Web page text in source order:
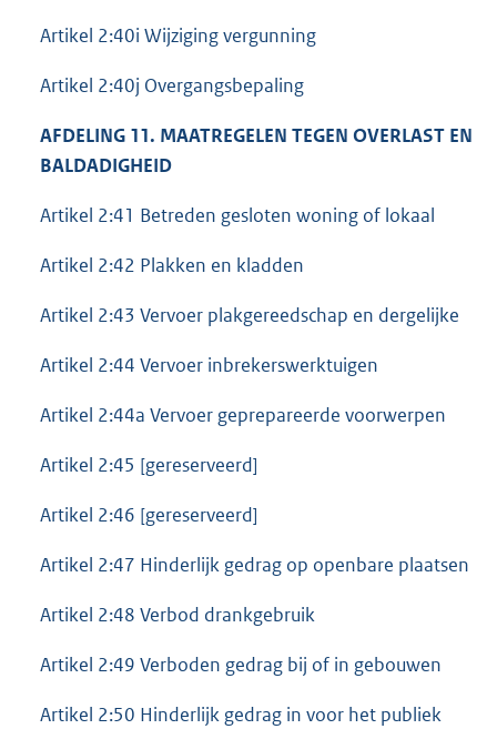
Artikel 2:40i Wijziging vergunning
Artikel 2:40j Overgangsbepaling
AFDELING 11. MAATREGELEN TEGEN OVERLAST EN
BALDADIGHEID
Artikel 2:41 Betreden gesloten woning of lokaal
Artikel 2:42 Plakken en kladden
Artikel 2:43 Vervoer plakgereedschap en dergelijke
Artikel 2:44 Vervoer inbrekerswerktuigen
Artikel 2:44a Vervoer geprepareerde voorwerpen
Artikel 2:45 [gereserveerd]
Artikel 2:46 [gereserveerd]
Artikel 2:47 Hinderlijk gedrag op openbare plaatsen
Artikel 2:48 Verbod drankgebruik
Artikel 2:49 Verboden gedrag bij of in gebouwen
Artikel 2:50 Hinderlijk gedrag in voor het publiek